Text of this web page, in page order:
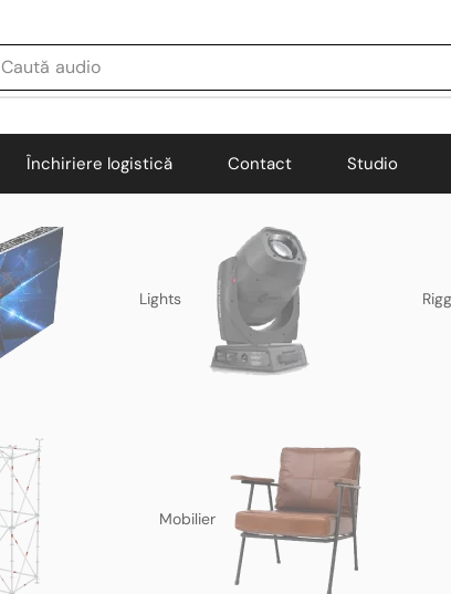
Caută audio
Închiriere logistică Contact Studio
Lights
Mobilier